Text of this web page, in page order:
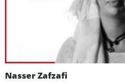
Nasser Zafzafi